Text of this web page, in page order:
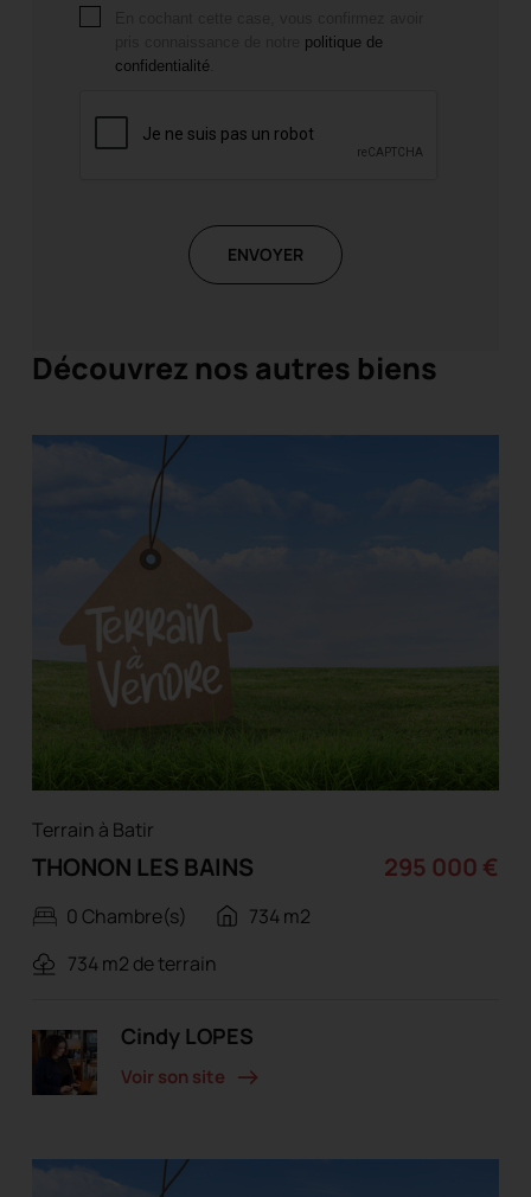
politique de
confidentialité
ENVOYER
Découvrez nos autres biens
Terrain à Batir
THONON LES BAINS 295 000 €
0 Chambre(s)
734 m2
734 m2 de terrain
Cindy LOPES
Voir son site